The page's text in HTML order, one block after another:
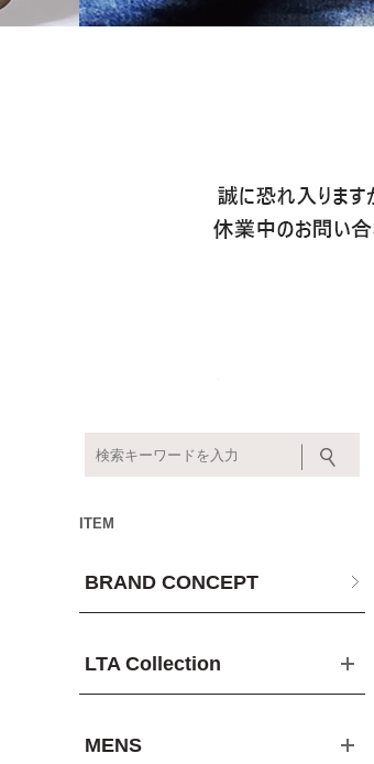
ITEM
BRAND CONCEPT
LTA Collection
MENS